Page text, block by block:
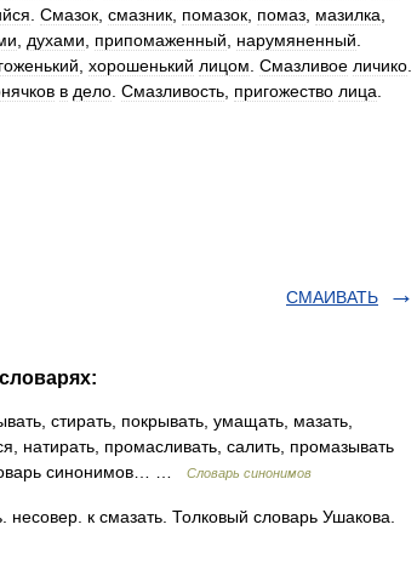
Смазок смазник помазок помаз мазилка
духами припомаженный нарумяненный
хорошенький лицом Смазливое личико
в дело Смазливость пригожество лица
СМАИВАТЬ
стирать, покрывать, умащать, мазать,
натирать, промасливать, салить, промазывать
синонимов… …
Словарь синонимов
к смазать. Толковый словарь Ушакова.